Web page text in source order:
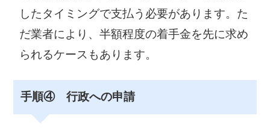
したタイミングで支払う必要があります。た
だ業者により、半額程度の着手金を先に求め
られるケースもあります。
手順④ 行政への申請